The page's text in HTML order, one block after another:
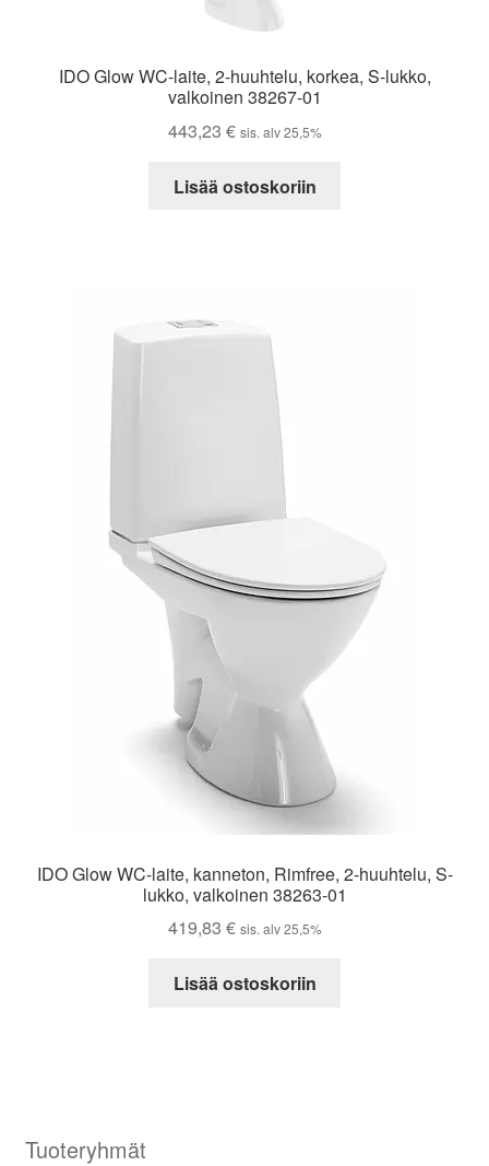
IDO Glow WC-laite, 2-huuhtelu, korkea, S-lukko,
valkoinen 38267-01
443,23 € sis. alv 25,5%
Lisää ostoskoriin
IDO Glow WC-laite, kanneton, Rimfree, 2-huuhtelu, S-
lukko, valkoinen 38263-01
419,83 € sis. alv 25,5%
Lisää ostoskoriin
Tuoteryhmät